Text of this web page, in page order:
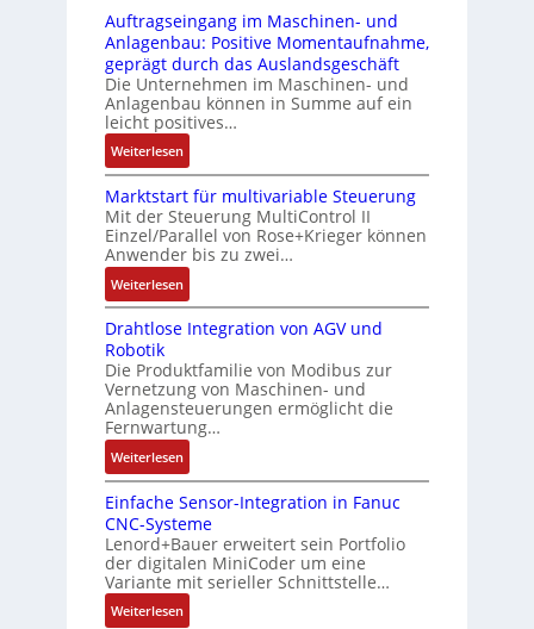
s
c
h
f
l
e
x
i
b
e
l
f
ü
r
i
e
A
n
w
e
n
d
u
n
g
k
i
n
e
n
4
G
u
n
d
5
G
a
u
f
e
n
R
a
s
p
b
e
r
r
y
P
Z
e
r
t
i
i
e
r
n
g
e
s
t
ä
t
i
g
t
R
e
i
f
u
c
k
a
u
s
g
l
e
i
c
h
s
e
m
e
n
t
e
m
i
t
S
p
e
Auftragseingang im Maschinen- und
Anlagenbau: Positive Momentaufnahme,
geprägt durch das Auslandsgeschäft
Die Unternehmen im Maschinen- und
Anlagenbau können in Summe auf ein
leicht positives…
Weiterlesen:
A
u
f
t
r
a
g
s
i
n
g
a
n
i
m
M
a
c
Marktstart für multivariable Steuerung
Mit der Steuerung MultiControl II
Einzel/Parallel von Rose+Krieger können
Anwender bis zu zwei…
Weiterlesen:
M
a
k
t
s
t
a
r
t
f
ü
r
m
u
Drahtlose Integration von AGV und
Robotik
Die Produktfamilie von Modibus zur
Vernetzung von Maschinen- und
Anlagensteuerungen ermöglicht die
Fernwartung…
Weiterlesen:
D
r
a
h
t
l
o
Einfache Sensor-Integration in Fanuc
CNC-Systeme
Lenord+Bauer erweitert sein Portfolio
der digitalen MiniCoder um eine
Variante mit serieller Schnittstelle…
Weiterlesen: